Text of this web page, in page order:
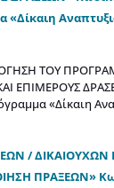
«Δίκαιη
ΤΟΥ
ΕΠΙΜΕΡΟΥΣ
«Δίκαιη
/ ΔΙΚΑΙΟΥΧΩΝ
ΠΡΑΞΕΩΝ»